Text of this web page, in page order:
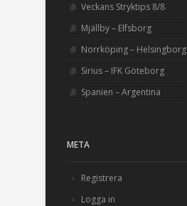
Veckans Stryktips 8/8
Mjällby – Elfsborg
Norrköping – Helsingborg
Sirius – IFK Göteborg
Spanien – Argentina
META
Registrera
Logga in